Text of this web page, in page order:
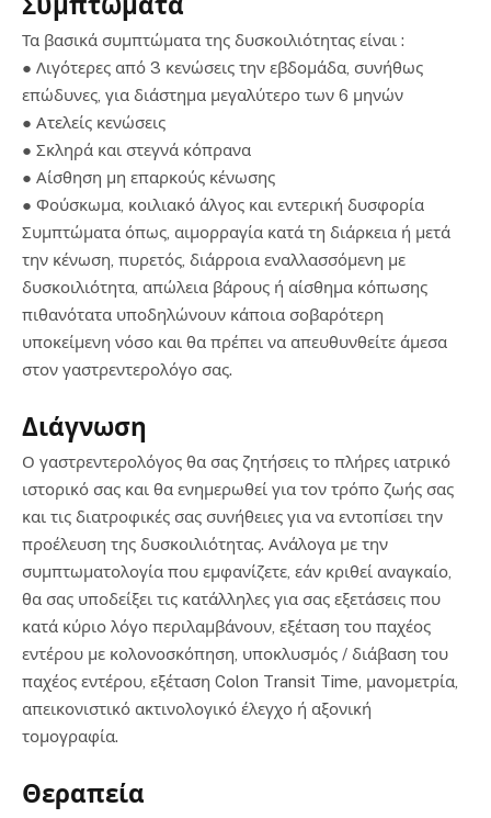
Τα βασικά συμπτώματα της δυσκοιλιότητας είναι :
● Λιγότερες από 3 κενώσεις την εβδομάδα, συνήθως
επώδυνες, για διάστημα μεγαλύτερο των 6 μηνών
● Ατελείς κενώσεις
● Σκληρά και στεγνά κόπρανα
● Αίσθηση μη επαρκούς κένωσης
● Φούσκωμα, κοιλιακό άλγος και εντερική δυσφορία
Συμπτώματα όπως, αιμορραγία κατά τη διάρκεια ή μετά
την κένωση, πυρετός, διάρροια εναλλασσόμενη με
δυσκοιλιότητα, απώλεια βάρους ή αίσθημα κόπωσης
πιθανότατα υποδηλώνουν κάποια σοβαρότερη
υποκείμενη νόσο και θα πρέπει να απευθυνθείτε άμεσα
στον γαστρεντερολόγο σας.
Διάγνωση
Ο γαστρεντερολόγος θα σας ζητήσεις το πλήρες ιατρικό
ιστορικό σας και θα ενημερωθεί για τον τρόπο ζωής σας
και τις διατροφικές σας συνήθειες για να εντοπίσει την
προέλευση της δυσκοιλιότητας. Ανάλογα με την
συμπτωματολογία που εμφανίζετε, εάν κριθεί αναγκαίο,
θα σας υποδείξει τις κατάλληλες για σας εξετάσεις που
κατά κύριο λόγο περιλαμβάνουν, εξέταση του παχέος
εντέρου με κολονοσκόπηση, υποκλυσμός / διάβαση του
παχέος εντέρου, εξέταση Colon Transit Time, μανομετρία,
απεικονιστικό ακτινολογικό έλεγχο ή αξονική
τομογραφία.
Θεραπεία